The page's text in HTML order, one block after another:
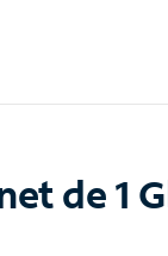
de 1